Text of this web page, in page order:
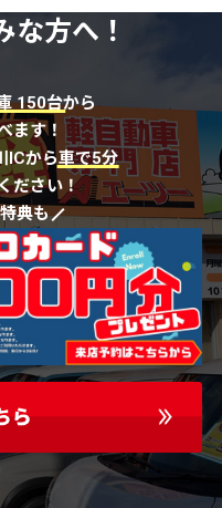
な方へ！
150台から
ます！
ICから車で5分
ださい！
典も